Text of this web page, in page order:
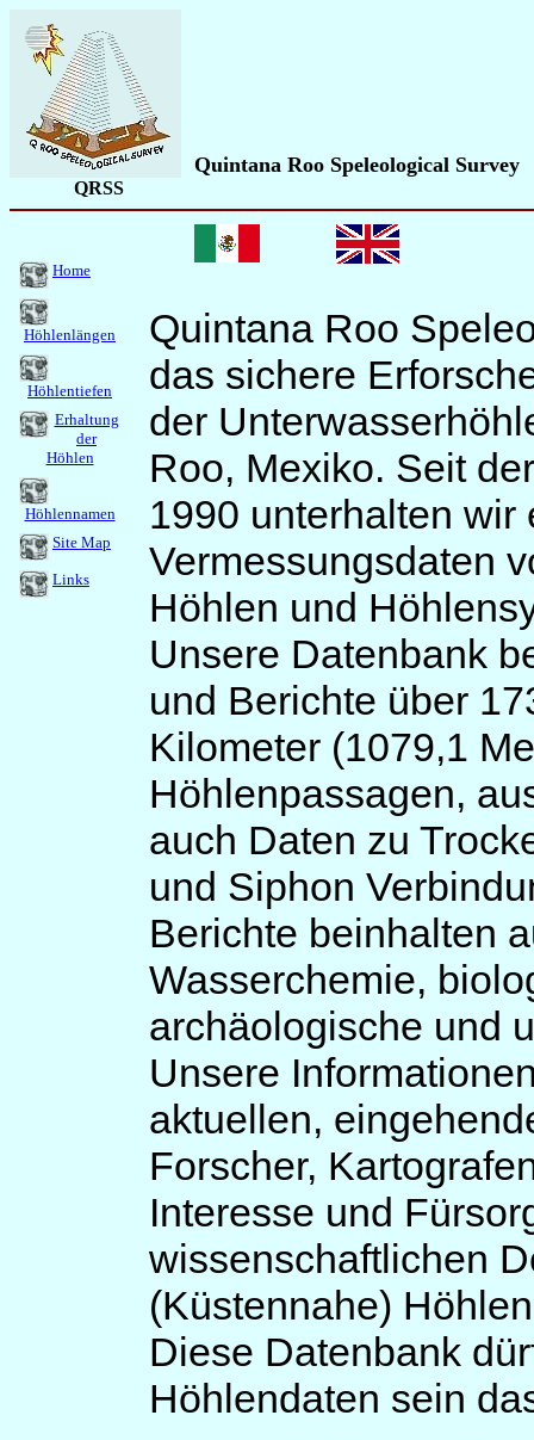
Quintana Roo Speleological Survey
QRSS
Home
Höhlenlängen
Höhlentiefen
Erhaltung
der
Höhlen
Höhlennamen
Site Map
Links
Quintana Roo
das sichere
der
Roo, Mexiko. Seit
1990 unterhalten wir
Vermessungsdaten
Höhlen und
Unsere Datenbank
und Berichte über
Kilometer (1079,1
Höhlenpassagen,
auch Daten zu
und Siphon
Berichte beinhalten
Wasserchemie,
archäologische und
Unsere
aktuellen,
Forscher,
Interesse und
wissenschaftlichen
(Küstennahe)
Diese Datenbank
Höhlendaten sein